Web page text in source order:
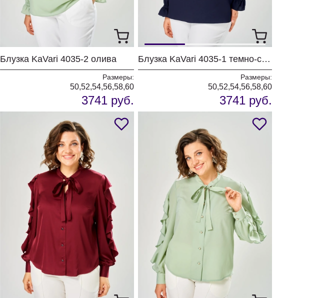
Блузка KaVari 4035-2 олива
Размеры:
50,52,54,56,58,60
3741 руб.
Блузка KaVari 4035-1 темно-синий
Размеры:
50,52,54,56,58,60
3741 руб.